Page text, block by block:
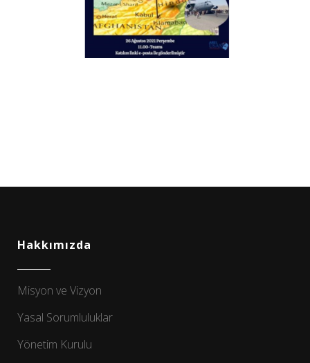
Hakkımızda
Misyon ve Vizyon
Yasal Sorumluluklar
Yönetim Kurulu